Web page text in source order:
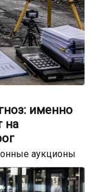
именно
на
аукционы